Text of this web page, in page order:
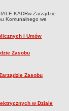
KADRw Zarządzie
Komunalnego we
i Umów
Zasobu
Zasobu
w Dziale